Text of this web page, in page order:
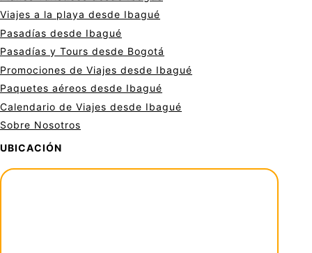
Viajes a la playa desde Ibagué
Pasadías desde Ibagué
Pasadías y Tours desde Bogotá
Promociones de Viajes desde Ibagué
Paquetes aéreos desde Ibagué
Calendario de Viajes desde Ibagué
Sobre Nosotros
UBICACIÓN